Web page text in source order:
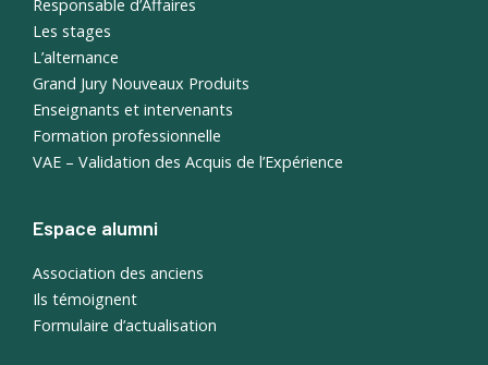
Responsable d’Affaires
Les stages
L’alternance
Grand Jury Nouveaux Produits
Enseignants et intervenants
Formation professionnelle
VAE – Validation des Acquis de l’Expérience
Espace alumni
Association des anciens
Ils témoignent
Formulaire d’actualisation